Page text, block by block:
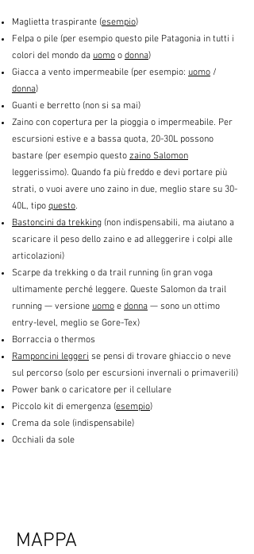
Maglietta traspirante (esempio)
Felpa o pile (per esempio questo pile Patagonia in tutti i
colori del mondo da uomo o donna)
Giacca a vento impermeabile (per esempio: uomo /
donna)
Guanti e berretto (non si sa mai)
Zaino con copertura per la pioggia o impermeabile. Per
escursioni estive e a bassa quota, 20-30L possono
bastare (per esempio questo zaino Salomon
leggerissimo). Quando fa più freddo e devi portare più
strati, o vuoi avere uno zaino in due, meglio stare su 30-
40L, tipo questo.
Bastoncini da trekking (non indispensabili, ma aiutano a
scaricare il peso dello zaino e ad alleggerire i colpi alle
articolazioni)
Scarpe da trekking o da trail running (in gran voga
ultimamente perché leggere. Queste Salomon da trail
running — versione uomo e donna — sono un ottimo
entry-level, meglio se Gore-Tex)
Borraccia o thermos
Ramponcini leggeri se pensi di trovare ghiaccio o neve
sul percorso (solo per escursioni invernali o primaverili)
Power bank o caricatore per il cellulare
Piccolo kit di emergenza (esempio)
Crema da sole (indispensabile)
Occhiali da sole
MAPPA